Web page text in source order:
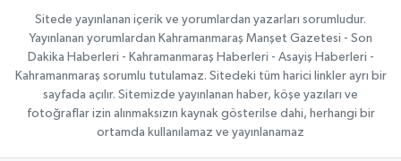
Sitede yayınlanan içerik ve yorumlardan yazarları sorumludur.
Yayınlanan yorumlardan Kahramanmaraş Manşet Gazetesi - Son
Dakika Haberleri - Kahramanmaraş Haberleri - Asayiş Haberleri -
Kahramanmaraş sorumlu tutulamaz. Sitedeki tüm harici linkler ayrı bir
sayfada açılır. Sitemizde yayınlanan haber, köşe yazıları ve
fotoğraflar izin alınmaksızın kaynak gösterilse dahi, herhangi bir
ortamda kullanılamaz ve yayınlanamaz